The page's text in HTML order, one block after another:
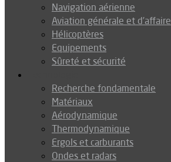
Navigation aérienne
Aviation générale et d’affaire
Hélicoptères
Equipements
Sûreté et sécurité
Recherche fondamentale
Matériaux
Aérodynamique
Thermodynamique
Ergols et carburants
Ondes et radars